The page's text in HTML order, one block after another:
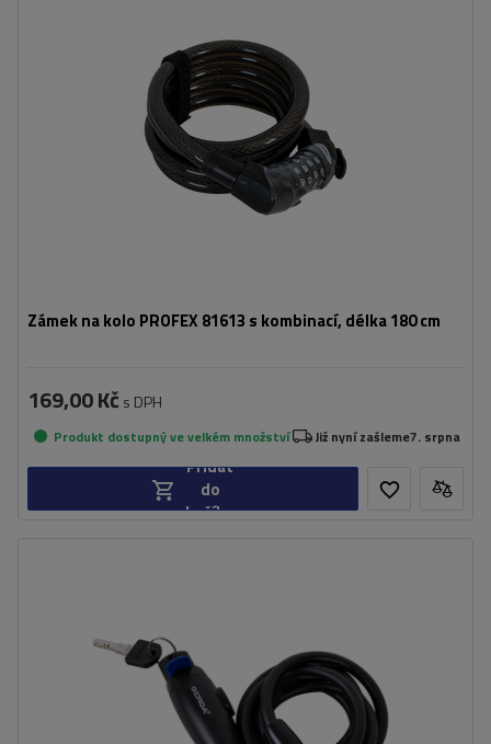
Zámek na kolo PROFEX 81613 s kombinací, délka 180 cm
169,00 Kč s DPH
Produkt dostupný ve velkém množství Již nyní zašleme7. srpna
Přidat
do
košíku